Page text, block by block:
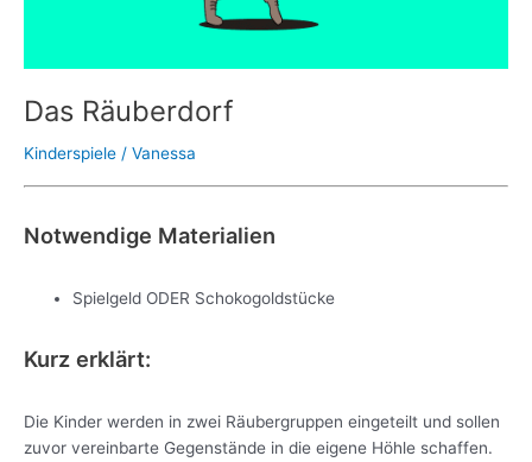
Das Räuberdorf
Kinderspiele / Vanessa
Notwendige Materialien
Spielgeld ODER Schokogoldstücke
Kurz erklärt:
Die Kinder werden in zwei Räubergruppen eingeteilt und sollen
zuvor vereinbarte Gegenstände in die eigene Höhle schaffen.